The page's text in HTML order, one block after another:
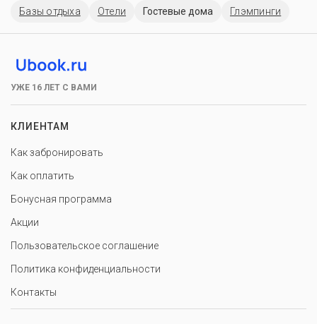
Базы отдыха Отели Гостевые дома Глэмпинги
УЖЕ 16 ЛЕТ С ВАМИ
КЛИЕНТАМ
Как забронировать
Как оплатить
Бонусная программа
Акции
Пользовательское соглашение
Политика конфиденциальности
Контакты